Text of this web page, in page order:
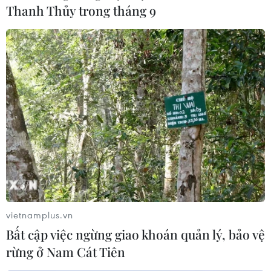
Kỷ niệm 133 năm Ngày sinh Chủ tịch Hồ
Chí Minh tại Campuchia
19/05/2023 08:06
Đại sứ Việt Nam tại Campuchia nhấn mạnh bà con
cộng đồng người Việt luôn một lòng hướng về quê
hương đất nước và mỗi bà con hãy trở thành một nhịp
cầu nối vững chắc cho quan hệ Việt Nam-Campuchia.
Thanh Thủy trong tháng 9
vietnamplus.vn
Bất cập việc ngừng giao khoán quản lý, bảo vệ
rừng ở Nam Cát Tiên